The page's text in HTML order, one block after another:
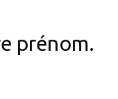
prénom.